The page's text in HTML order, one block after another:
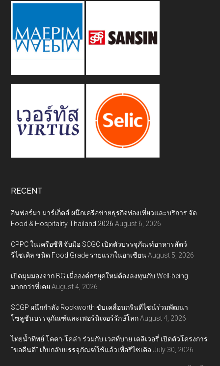
RECENT
อินฟอร์มา มาร์เก็ตส์ ผนึกเครือข่ายธุรกิจท่องเที่ยวและบริการ จัด
Food & Hospitality Thailand 2026 August 6, 2026
CPPC ในเครือซีพี จับมือ SCGC เปิดตัวบรรจุภัณฑ์อาหารสัตว์
รีไซเคิล ชนิด Food Grade รายแรกในอาเซียน August 5, 2026
เปิดมุมมองจาก BG เมื่อองค์กรยุคใหม่ต้องลงทุนกับ Well-being
มากกว่าที่เคย August 4, 2026
SCGP ผนึกกำลัง Rockworth ขับเคลื่อนกรีนดีไซน์ร่วมพัฒนา
โซลูชันบรรจุภัณฑ์และเฟอร์นิเจอร์รักษ์โลก August 4, 2026
ไทยน้ำทิพย์ โคคา-โคล่า ร่วมกับ เวสท์บาย เดลิเวอรี่ เปิดตัวโครงการ
“ขอคืนดี” เก็บกลับบรรจุภัณฑ์ใช้แล้วเพื่อรีไซเคิล July 30, 2026